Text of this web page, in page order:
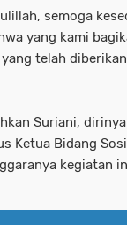
semoga
yang kami
telah
Suriani,
Ketua Bidang
kegiatan